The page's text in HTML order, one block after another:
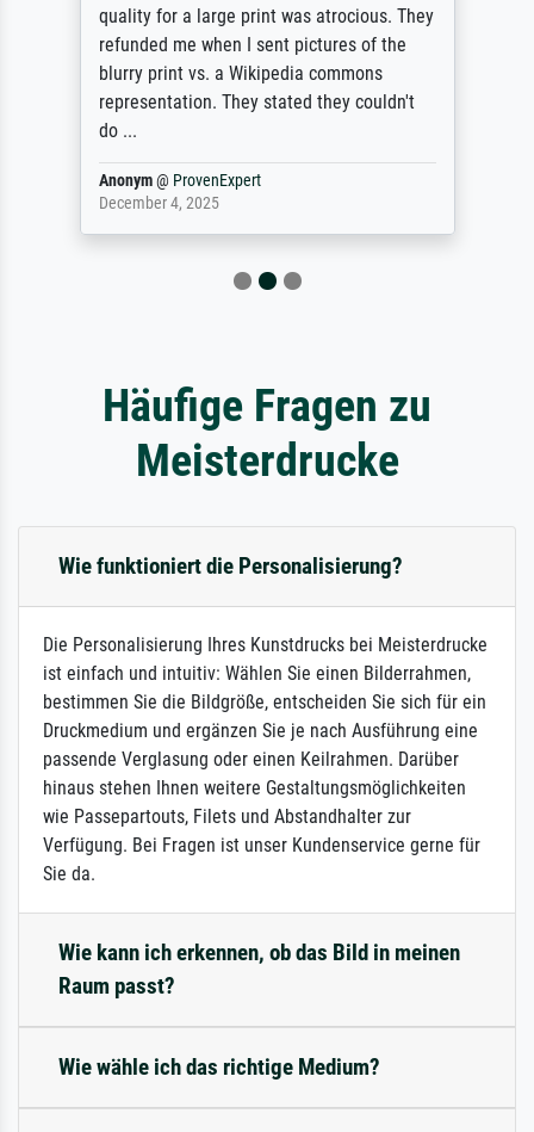
quality for a large print was atrocious. They
refunded me when I sent pictures of the
blurry print vs. a Wikipedia commons
representation. They stated they couldn't
do ...
Anonym@ ProvenExpert
December 4, 2025
Häufige Fragen zu
Meisterdrucke
Wie funktioniert die Personalisierung?
Die Personalisierung Ihres Kunstdrucks bei Meisterdrucke
ist einfach und intuitiv: Wählen Sie einen Bilderrahmen,
bestimmen Sie die Bildgröße, entscheiden Sie sich für ein
Druckmedium und ergänzen Sie je nach Ausführung eine
passende Verglasung oder einen Keilrahmen. Darüber
hinaus stehen Ihnen weitere Gestaltungsmöglichkeiten
wie Passepartouts, Filets und Abstandhalter zur
Verfügung. Bei Fragen ist unser Kundenservice gerne für
Sie da.
Wie kann ich erkennen, ob das Bild in meinen
Raum passt?
Wie wähle ich das richtige Medium?